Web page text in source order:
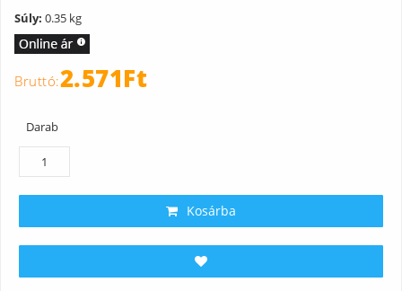
Súly: 0.35 kg
2.571Ft
Darab
Kosárba